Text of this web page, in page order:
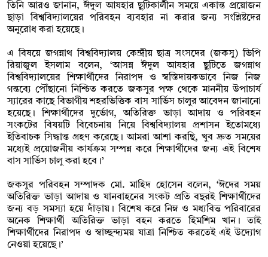
তিনি আরও জানান, ঈদুল আযহার ছুটিকালীন সময়ে একান্ত প্রয়োজন
ছাড়া বিশ্ববিদ্যালয়ের পরিবহন ব্যবহার না করার জন্য সংশ্লিষ্টদের
অনুরোধ করা হয়েছে।
এ বিষয়ে জগন্নাথ বিশ্ববিদ্যালয় কেন্দ্রীয় ছাত্র সংসদের (জকসু) ভিপি
রিয়াজুল ইসলাম বলেন, ‘আসন্ন ঈদুল আযহার ছুটিতে জগন্নাথ
বিশ্ববিদ্যালয়ের শিক্ষার্থীদের নিরাপদ ও স্বস্তিদায়কভাবে নিজ নিজ
গন্তব্যে পৌঁছানো নিশ্চিত করতে জকসুর পক্ষ থেকে মাননীয় উপাচার্য
স্যারের কাছে বিভাগীয় শহরভিত্তিক বাস সার্ভিস চালুর আবেদন জানানো
হয়েছে। শিক্ষার্থীদের দুর্ভোগ, অতিরিক্ত ভাড়া আদায় ও পরিবহন
সংকটের বিষয়টি বিবেচনায় নিয়ে বিশ্ববিদ্যালয় প্রশাসন ইতোমধ্যে
ইতিবাচক সিদ্ধান্ত গ্রহণ করেছে। আমরা আশা করছি, খুব দ্রুত সময়ের
মধ্যেই প্রয়োজনীয় কার্যক্রম সম্পন্ন করে শিক্ষার্থীদের জন্য এই বিশেষ
বাস সার্ভিস চালু করা হবে।’
জকসুর পরিবহন সম্পাদক মো. মাহিদ হোসেন বলেন, ‘ঈদের সময়
অতিরিক্ত ভাড়া আদায় ও যানবাহনের সংকট প্রতি বছরই শিক্ষার্থীদের
জন্য বড় সমস্যা হয়ে দাঁড়ায়। বিশেষ করে নিম্ন ও মধ্যবিত্ত পরিবারের
অনেক শিক্ষার্থী অতিরিক্ত ভাড়া বহন করতে হিমশিম খান। তাই
শিক্ষার্থীদের নিরাপদ ও স্বাচ্ছন্দ্যময় যাত্রা নিশ্চিত করতেই এই উদ্যোগ
নেওয়া হয়েছে।’